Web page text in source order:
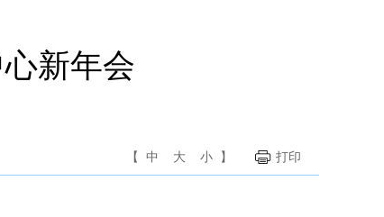
新年会
【 中 大 小 】 打印